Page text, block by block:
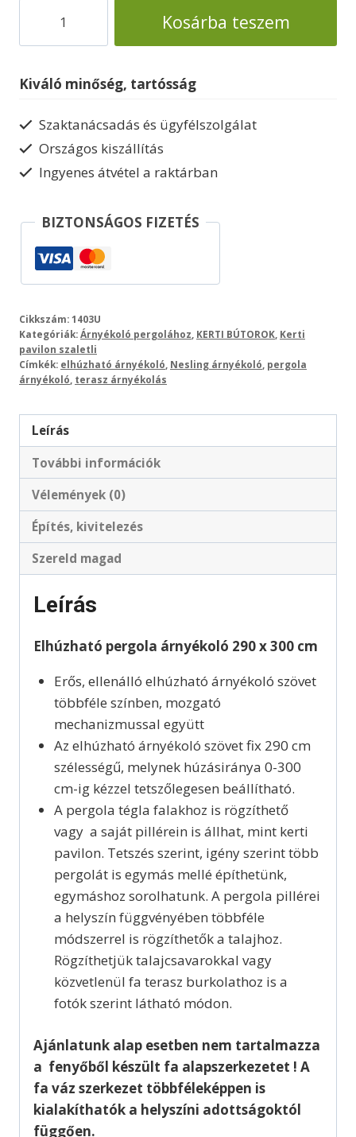
pergola
árnyékoló
terasz
napvédelem
Kosárba teszem
Kiváló minőség, tartósság
Szaktanácsadás és ügyfélszolgálat
Országos kiszállítás
Ingyenes átvétel a raktárban
BIZTONSÁGOS FIZETÉS
Cikkszám:1403U
Kategóriák:Árnyékoló pergolához KERTI BÚTOROK Kerti
pavilon szaletli
Címkék: elhúzható árnyékoló Nesling árnyékoló pergola
árnyékoló terasz árnyékolás
Leírás
További információk
Vélemények (0)
Építés, kivitelezés
Szereld magad
Leírás
Elhúzható pergola árnyékoló 290 x 300 cm
Erős, ellenálló elhúzható árnyékoló szövet
többféle színben, mozgató
mechanizmussal együtt
Az elhúzható árnyékoló szövet fix 290 cm
szélességű, melynek húzásiránya 0-300
cm-ig kézzel tetszőlegesen beállítható.
A pergola tégla falakhoz is rögzíthető
vagy a saját pillérein is állhat, mint kerti
pavilon. Tetszés szerint, igény szerint több
pergolát is egymás mellé építhetünk,
egymáshoz sorolhatunk. A pergola pillérei
a helyszín függvényében többféle
módszerrel is rögzíthetők a talajhoz.
Rögzíthetjük talajcsavarokkal vagy
közvetlenül fa terasz burkolathoz is a
fotók szerint látható módon.
Ajánlatunk alap esetben nem tartalmazza
a fenyőből készült fa alapszerkezetet ! A
fa váz szerkezet többféleképpen is
kialakíthatók a helyszíni adottságoktól
függően.